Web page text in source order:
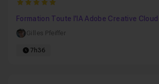
5
Formation Toute l'IA Adobe Creative Cloud
Gilles Pfeiffer
7h36